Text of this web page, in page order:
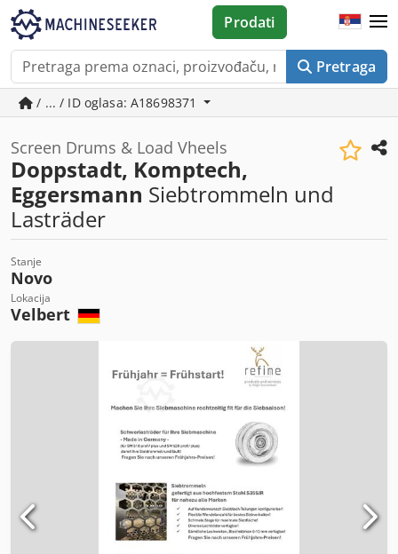
Pretraga
Prodati
/ ... / ID oglasa: A18698371
Screen Drums & Load Vheels
Doppstadt, Komptech,
Eggersmann Siebtrommeln und
Lasträder
Stanje
Novo
Lokacija
Velbert